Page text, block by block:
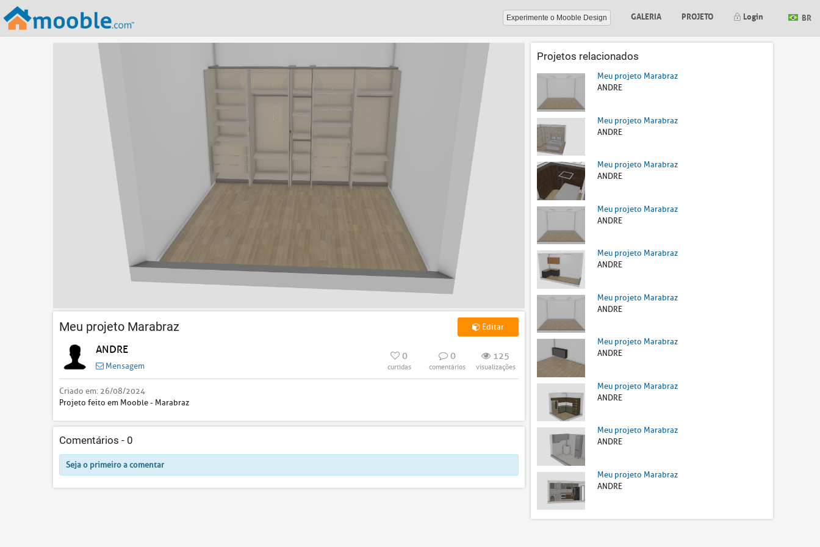
Experimente o Mooble Design GALERIA PROJETO Login BR
Meu projeto Marabraz Editar
ANDRE
Mensagem
0
curtidas
0
comentários
125
visualizações
Criado em: 26/08/2024
Projeto feito em Mooble - Marabraz
Comentários - 0
Seja o primeiro a comentar
Projetos relacionados
Meu projeto Marabraz
ANDRE
Meu projeto Marabraz
ANDRE
Meu projeto Marabraz
ANDRE
Meu projeto Marabraz
ANDRE
Meu projeto Marabraz
ANDRE
Meu projeto Marabraz
ANDRE
Meu projeto Marabraz
ANDRE
Meu projeto Marabraz
ANDRE
Meu projeto Marabraz
ANDRE
Meu projeto Marabraz
ANDRE